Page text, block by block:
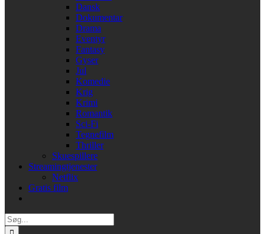
Dansk
Dokumentar
Drama
Eventyr
Fantasy
Gyser
Jul
Komedie
Krig
Krimi
Romantik
Sci-Fi
Tegnefilm
Thriller
Skuespillere
Streamingtjenester
Netflix
Gratis film
Søg
efter: